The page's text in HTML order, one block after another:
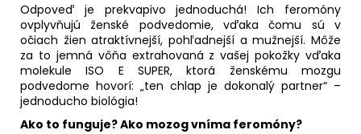
Odpoveď je prekvapivo jednoduchá! Ich feromóny
ovplyvňujú ženské podvedomie, vďaka čomu sú v
očiach žien atraktívnejší, pohľadnejší a mužnejší. Môže
za to jemná vôňa extrahovaná z vašej pokožky vďaka
molekule ISO E SUPER, ktorá ženskému mozgu
podvedome hovorí: „ten chlap je dokonalý partner“ –
jednoducho biológia!
Ako to funguje? Ako mozog vníma feromóny?